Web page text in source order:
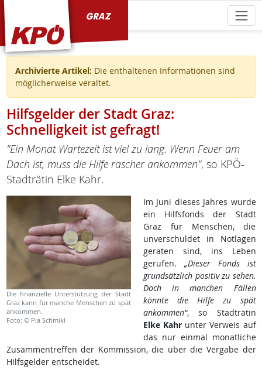
Archivierte Artikel: Die enthaltenen Informationen sind
möglicherweise veraltet.
Hilfsgelder der Stadt Graz:
Schnelligkeit ist gefragt!
"Ein Monat Wartezeit ist viel zu lang. Wenn Feuer am
Dach ist, muss die Hilfe rascher ankommen", so KPÖ-
Stadträtin Elke Kahr.
Die finanzielle Unterstützung der Stadt
Graz kann für manche Menschen zu spät
ankommen.
Foto: © Pia Schmikl
Im Juni dieses Jahres wurde
ein Hilfsfonds der Stadt
Graz für Menschen, die
unverschuldet in Notlagen
geraten sind, ins Leben
gerufen. „Dieser Fonds ist
grundsätzlich positiv zu sehen.
Doch in manchen Fällen
könnte die Hilfe zu spät
ankommen“, so Stadträtin
Elke Kahr unter Verweis auf
das nur einmal monatliche
Zusammentreffen der Kommission, die über die Vergabe der
Hilfsgelder entscheidet.